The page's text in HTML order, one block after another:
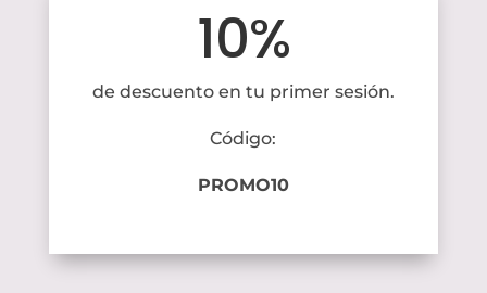
10%
de descuento en tu primer sesión.
Código:
PROMO10